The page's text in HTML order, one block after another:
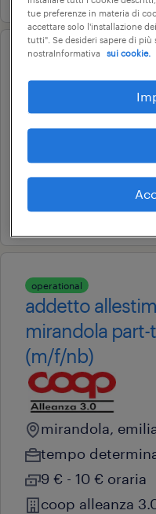
addetti vendita
preassuntiva
torino, piemonte
9 € - 10 € oraria
16 luglio 2026
operational
addetto
mirandola
(m/f/nb)
mirandola,
tempo
9 € - 10 € oraria
coop alleanza
tue preferenze in materia di
accettare solo l'installazione
tutti". Se desideri sapere di
nostraInformativa
sui cookie.